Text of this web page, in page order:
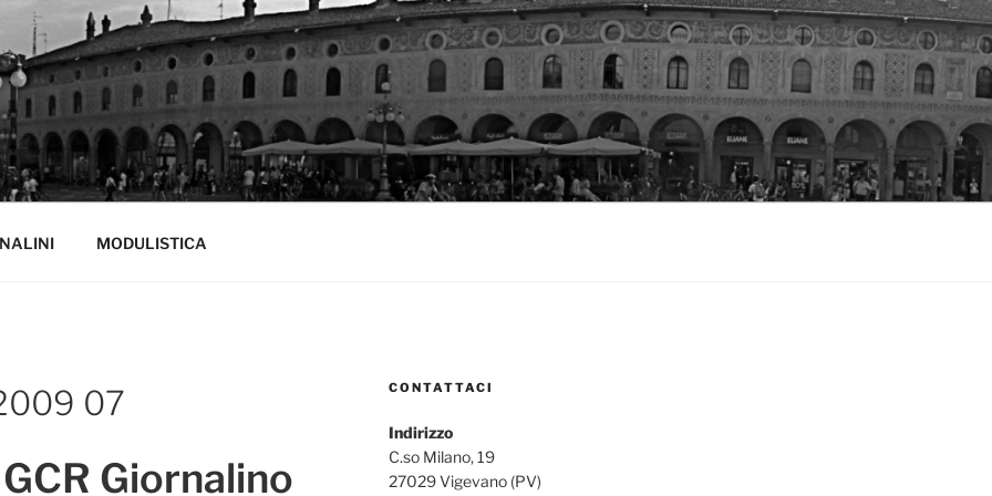
di Vigevano
MODULISTICA
07
GCR Giornalino
CONTATTACI
Indirizzo
C.so Milano, 19
27029 Vigevano (PV)